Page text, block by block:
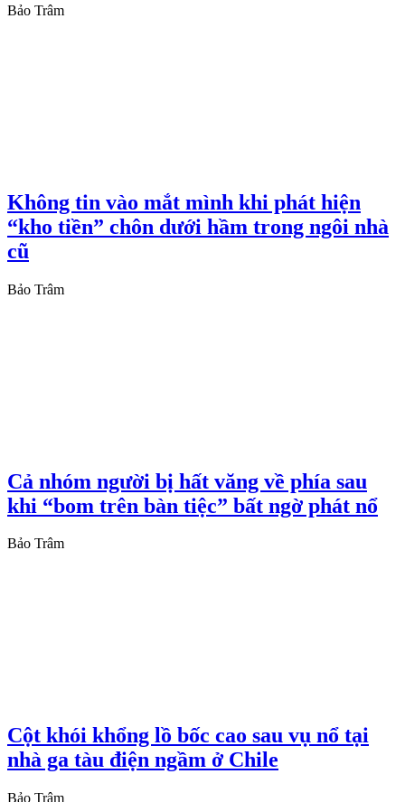
Bảo Trâm
Không tin vào mắt mình khi phát hiện
“kho tiền” chôn dưới hầm trong ngôi nhà
cũ
Bảo Trâm
Cả nhóm người bị hất văng về phía sau
khi “bom trên bàn tiệc” bất ngờ phát nổ
Bảo Trâm
Cột khói khổng lồ bốc cao sau vụ nổ tại
nhà ga tàu điện ngầm ở Chile
Bảo Trâm